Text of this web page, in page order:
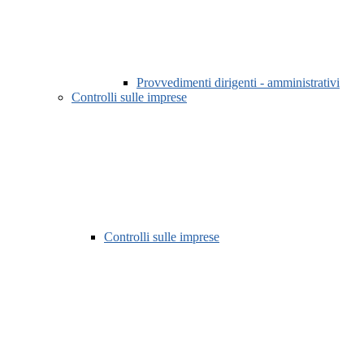
Provvedimenti dirigenti - amministrativi
Controlli sulle imprese
Controlli sulle imprese